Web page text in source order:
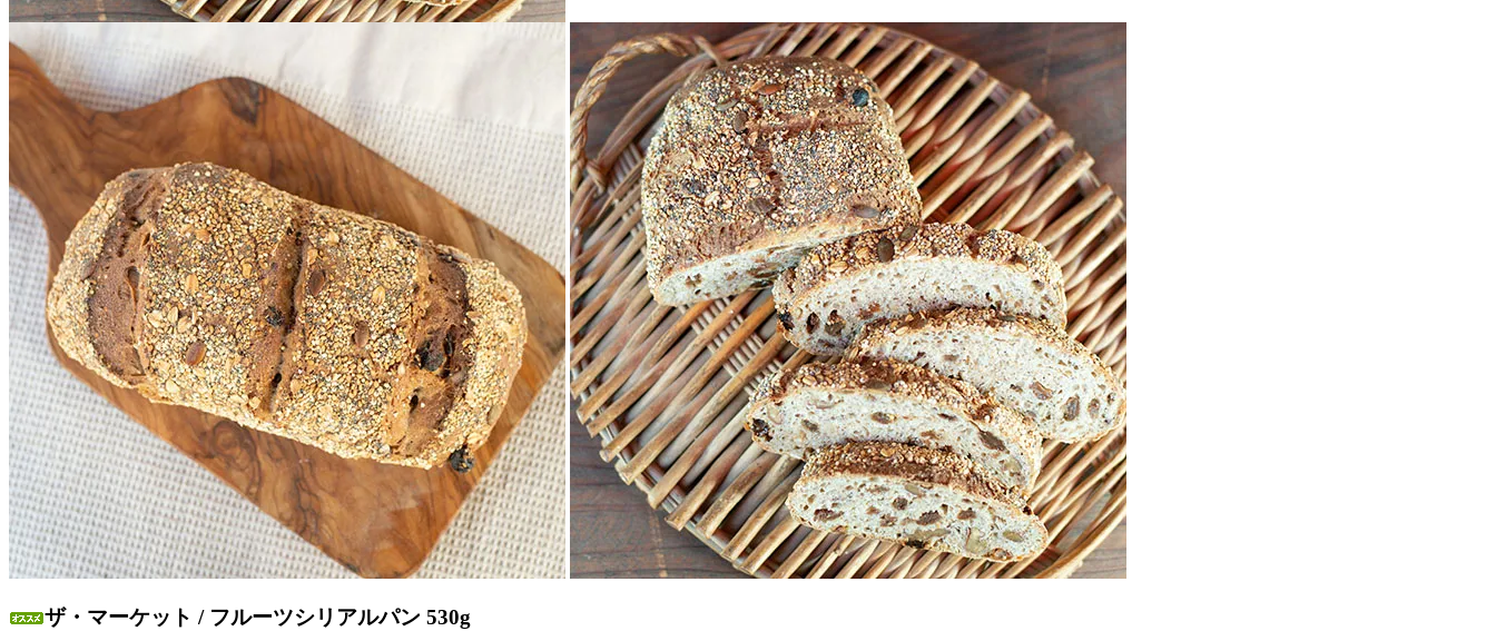
ザ・マーケット / フルーツシリアルパン 530g